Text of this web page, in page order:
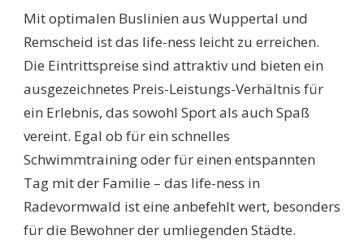
Mit optimalen Buslinien aus Wuppertal und
Remscheid ist das life-ness leicht zu erreichen.
Die Eintrittspreise sind attraktiv und bieten ein
ausgezeichnetes Preis-Leistungs-Verhältnis für
ein Erlebnis, das sowohl Sport als auch Spaß
vereint. Egal ob für ein schnelles
Schwimmtraining oder für einen entspannten
Tag mit der Familie – das life-ness in
Radevormwald ist eine anbefehlt wert, besonders
für die Bewohner der umliegenden Städte.